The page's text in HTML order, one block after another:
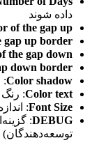
داده شوند
of the gap up
gap up border
the gap down
down border
Color shadow
:
Color text
:
Font Size
:
DEBUG
:
توسعه‌دهندگان)